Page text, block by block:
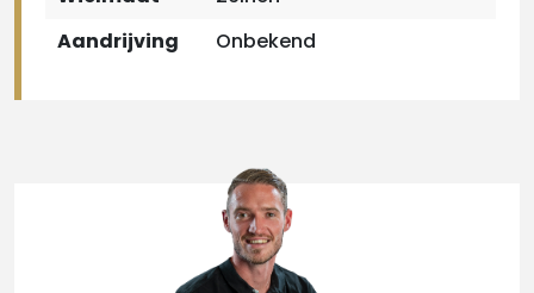
Aandrijving
Onbekend